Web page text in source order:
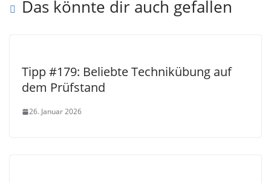
Das könnte dir auch gefallen
Tipp #179: Beliebte Technikübung auf
dem Prüfstand
26. Januar 2026